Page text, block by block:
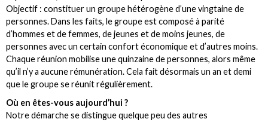
Objectif : constituer un groupe hétérogène d’une vingtaine de
personnes. Dans les faits, le groupe est composé à parité
d’hommes et de femmes, de jeunes et de moins jeunes, de
personnes avec un certain confort économique et d’autres moins.
Chaque réunion mobilise une quinzaine de personnes, alors même
qu’il n’y a aucune rémunération. Cela fait désormais un an et demi
que le groupe se réunit régulièrement.
Où en êtes-vous aujourd’hui ?
Notre démarche se distingue quelque peu des autres